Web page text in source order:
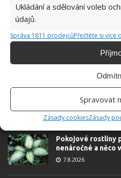
Ukládání a sdělování voleb
údajů.
Správa 1811 prodejcůPřečtěte si více
Spravovat
Zásady cookiesZásady
ŽHAVÉ NOVINKY
Tyto rostliny
máte na zahrádce
Pokojové rostliny
nenáročné a něco
7.8.2026